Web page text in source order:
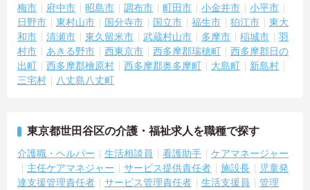
・全国展開の企業でありながら転居を伴う転勤は一切ないため、住
み慣れた地域で腰を据えて長くご活躍いただけます
【医療に強いケアマネジャーとして成長できます】
・施設内には看護師が24時間常駐。医療職や介護職など多職種が密
に連携しており、安心で質の高いケアを提供しています
・ケアマネジャーの資格更新にかかる費用は会社が補助する制度が
接確認しながら、最適なプラン作成と支援に取り組めます
梅市
府中市 昭島市 調布市 町田市 小金井市
小平市
日野市
東村山市 国分寺市 国立市 福生市 狛江市
東大
和市
清瀬市 東久留米市 武蔵村山市 多摩市 稲城市
羽
村市
あきる野市 西東京市 西多摩郡瑞穂町
西多摩郡日の
出町
西多摩郡檜原村 西多摩郡奥多摩町 大島町
新島村
三宅村
八丈島八丈町
東京都世田谷区の介護・福祉求人を職種で探す
介護職・ヘルパー 生活相談員 看護助手
ケアマネージャー
主任ケアマネジャー
サービス提供責任者 施設長
児童発
達支援管理責任者
サービス管理責任者 生活支援員
管理